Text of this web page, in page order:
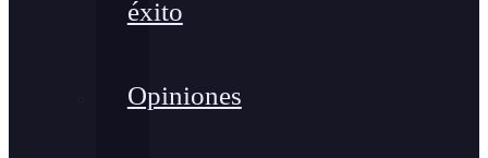
éxito
Opiniones